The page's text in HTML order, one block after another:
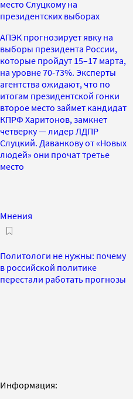
место Слуцкому на
президентских выборах
АПЭК прогнозирует явку на
выборы президента России,
которые пройдут 15–17 марта,
на уровне 70-73%. Эксперты
агентства ожидают, что по
итогам президентской гонки
второе место займет кандидат
КПРФ Харитонов, замкнет
четверку — лидер ЛДПР
Слуцкий. Даванкову от «Новых
людей» они прочат третье
место
Мнения
Политологи не нужны: почему
в российской политике
перестали работать прогнозы
Информация: